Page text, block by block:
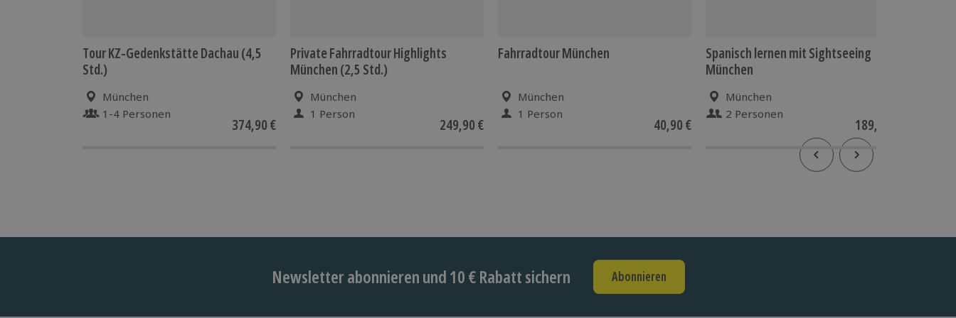
Tour KZ-Gedenkstätte Dachau (4,5
Std.)
München
1-4 Personen
374,90 €
Private Fahrradtour Highlights
München (2,5 Std.)
München
1 Person
249,90 €
Fahrradtour München
München
1 Person
40,90 €
Spanisch lernen mit Sightseeing
München
München
2 Personen
189,90 €
Newsletter abonnieren und 10 € Rabatt sichern Abonnieren